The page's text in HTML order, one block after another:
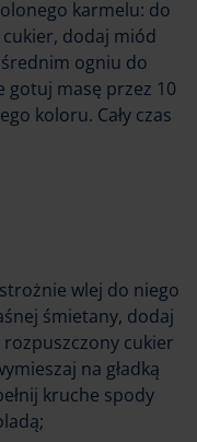
karmelu: do
dodaj miód
średnim ogniu do
gotuj masę przez 10
koloru. Cały czas
wlej do niego
śmietany, dodaj
cukier
na gładką
kruche spody